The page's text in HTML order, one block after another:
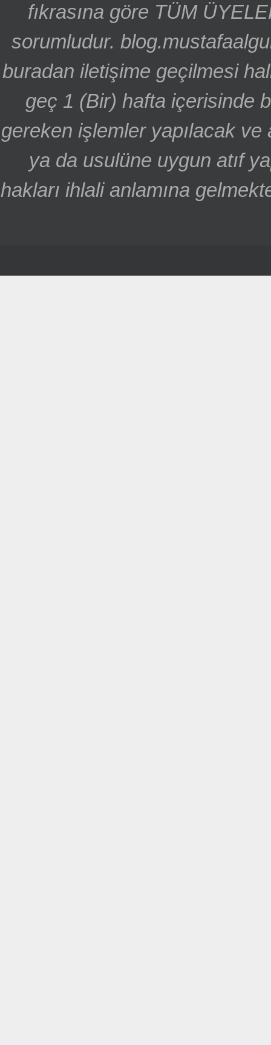
fıkrasına göre TÜM
sorumludur.
buradan iletişime geçilmesi
geç 1 (Bir) hafta içerisinde
gereken işlemler yapılacak ve
ya da usulüne uygun atıf
hakları ihlali anlamına